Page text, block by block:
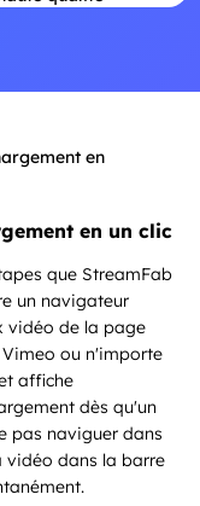
en un clic
que StreamFab
un navigateur
vidéo de la page
Vimeo ou n'importe
affiche
dès qu'un
pas naviguer dans
vidéo dans la barre